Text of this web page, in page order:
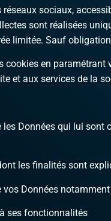
sociaux,
sont réalisées
limitée. Sauf
en
et aux services de la
les Données qui lui sont
les finalités sont
vos Données
ses fonctionnalités